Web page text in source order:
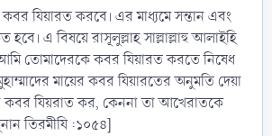
কবর যিয়ারত করবে। এর মাধ্যমে সন্তান এবং
এ বিষয়ে রাসূলুল্লাহ সাল্লাল্লাহু আলাইহি
তোমাদেরকে কবর যিয়ারত করতে নিষেধ
মায়ের কবর যিয়ারতের অনুমতি দেয়া
কবর যিয়রাত কর, কেননা তা আখেরাতকে
তিরমীযি :১০৫৪]